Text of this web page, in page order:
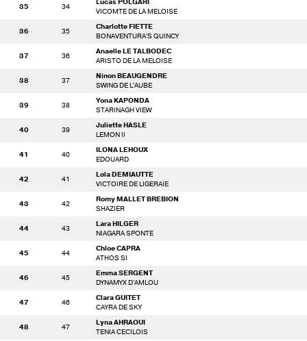
35 34
VICOMTE DE LA MELOISE
36 35
Charlotte FIETTE
BONAVENTURA'S QUINCY
37 36
Anaelle LE TALBODEC
ARISTO DE LA MELOISE
38 37
Ninon BEAUGENDRE
SWING DE L'AUBE
39 38
Yona KAPONDA
STARINAGH VIEW
40 39
Juliette HASLE
LEMON II
41 40
ILONA LEHOUX
EDOUARD
42 41
Lola DEMIAUTTE
VICTOIRE DE LIGERAIE
43 42
Romy MALLET BREBION
SHAZIER
44 43
Lara HILGER
NIAGARA SPONTE
45 44
Chloe CAPRA
ATHOS SI
46 45
Emma SERGENT
DYNAMYX D'AMLOU
47 46
Clara GUITET
CAYRA DE SKY
48 47
Lyna AHRAOUI
TENIA CECILOIS